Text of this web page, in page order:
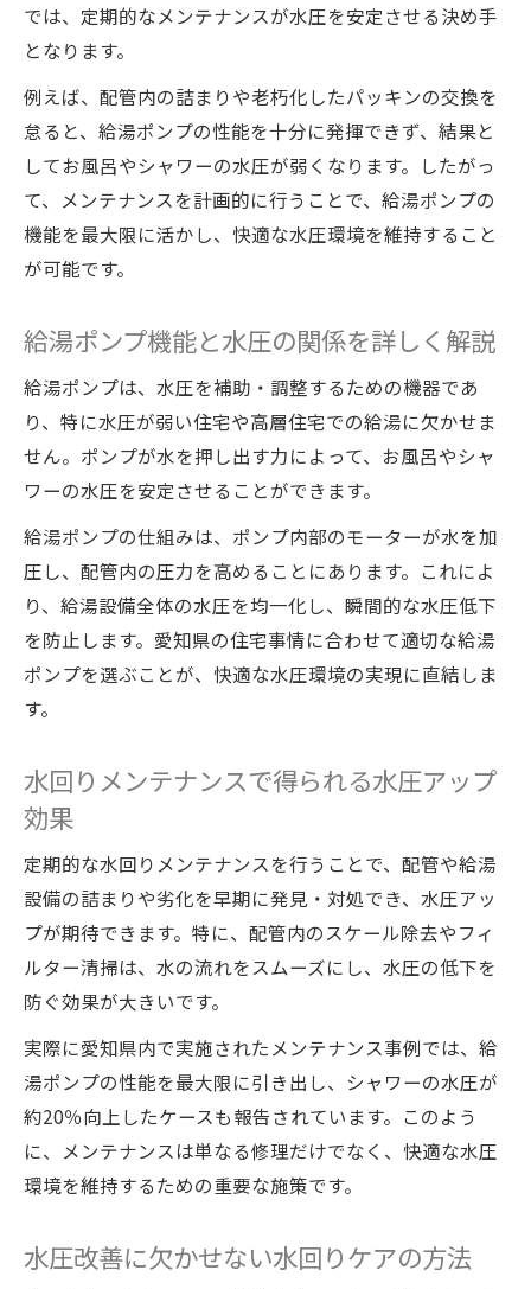
では、定期的なメンテナンスが水圧を安定させる決め手
となります。
例えば、配管内の詰まりや老朽化したパッキンの交換を
怠ると、給湯ポンプの性能を十分に発揮できず、結果と
してお風呂やシャワーの水圧が弱くなります。したがっ
て、メンテナンスを計画的に行うことで、給湯ポンプの
機能を最大限に活かし、快適な水圧環境を維持すること
が可能です。
給湯ポンプ機能と水圧の関係を詳しく解説
給湯ポンプは、水圧を補助・調整するための機器であ
り、特に水圧が弱い住宅や高層住宅での給湯に欠かせま
せん。ポンプが水を押し出す力によって、お風呂やシャ
ワーの水圧を安定させることができます。
給湯ポンプの仕組みは、ポンプ内部のモーターが水を加
圧し、配管内の圧力を高めることにあります。これによ
り、給湯設備全体の水圧を均一化し、瞬間的な水圧低下
を防止します。愛知県の住宅事情に合わせて適切な給湯
ポンプを選ぶことが、快適な水圧環境の実現に直結しま
す。
水回りメンテナンスで得られる水圧アップ
効果
定期的な水回りメンテナンスを行うことで、配管や給湯
設備の詰まりや劣化を早期に発見・対処でき、水圧アッ
プが期待できます。特に、配管内のスケール除去やフィ
ルター清掃は、水の流れをスムーズにし、水圧の低下を
防ぐ効果が大きいです。
実際に愛知県内で実施されたメンテナンス事例では、給
湯ポンプの性能を最大限に引き出し、シャワーの水圧が
約20％向上したケースも報告されています。このよう
に、メンテナンスは単なる修理だけでなく、快適な水圧
環境を維持するための重要な施策です。
水圧改善に欠かせない水回りケアの方法